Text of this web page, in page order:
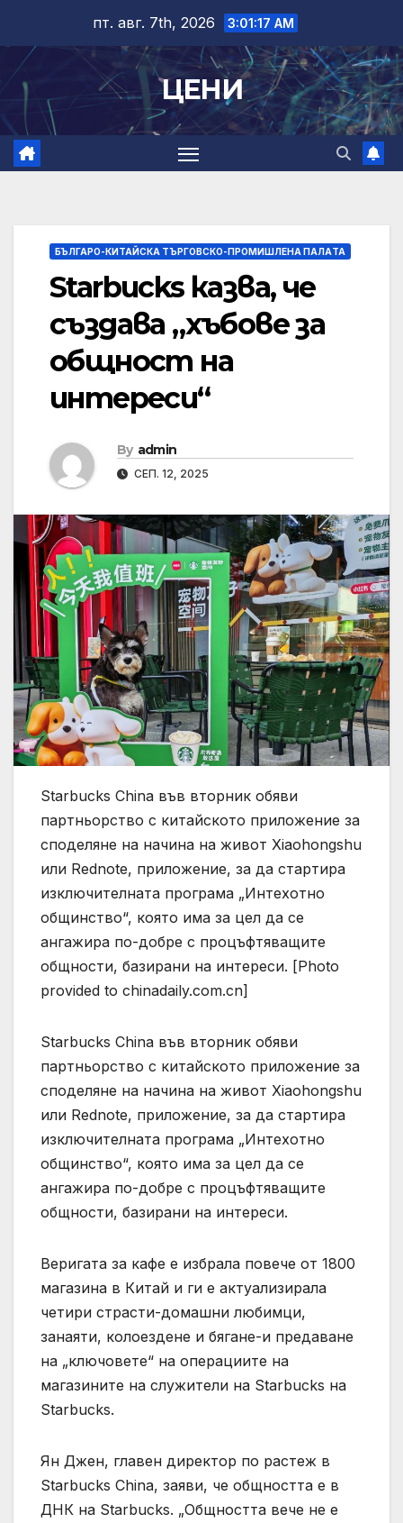
content
пт. авг. 7th, 2026 3:01:17 AM
ЦЕНИ
БЪЛГАРО-КИТАЙСКА ТЪРГОВСКО-ПРОМИШЛЕНА ПАЛAТА
Starbucks казва, че
създава „хъбове за
общност на
интереси“
By admin
СЕП. 12, 2025
Starbucks China във вторник обяви
партньорство с китайското приложение за
споделяне на начина на живот Xiaohongshu
или Rednote, приложение, за да стартира
изключителната програма „Интехотно
общинство“, която има за цел да се
ангажира по-добре с процъфтяващите
общности, базирани на интереси. [Photo
provided to chinadaily.com.cn]
Starbucks China във вторник обяви
партньорство с китайското приложение за
споделяне на начина на живот Xiaohongshu
или Rednote, приложение, за да стартира
изключителната програма „Интехотно
общинство“, която има за цел да се
ангажира по-добре с процъфтяващите
общности, базирани на интереси.
Веригата за кафе е избрала повече от 1800
магазина в Китай и ги е актуализирала
четири страсти-домашни любимци,
занаяти, колоездене и бягане-и предаване
на „ключовете“ на операциите на
магазините на служители на Starbucks на
Starbucks.
Ян Джен, главен директор по растеж в
Starbucks China, заяви, че общността е в
ДНК на Starbucks. „Общността вече не е